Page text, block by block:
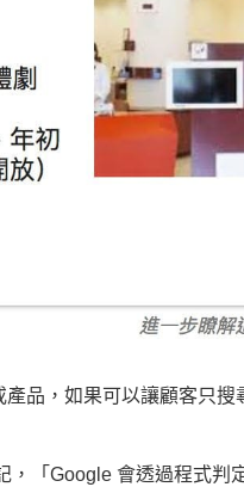
品，如果可以讓顧客只
「Google 會透過程式判